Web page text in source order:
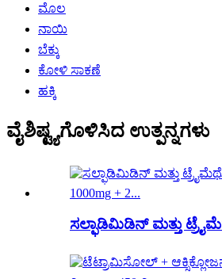
ಮೊಲ
ನಾಯಿ
ಬೆಕ್ಕು
ಕೋಳಿ ಸಾಕಣೆ
ಹಕ್ಕಿ
ವೈಶಿಷ್ಟ್ಯಗೊಳಿಸಿದ ಉತ್ಪನ್ನಗಳು
ಸಲ್ಫಾಡಿಮಿಡಿನ್ ಮತ್ತು